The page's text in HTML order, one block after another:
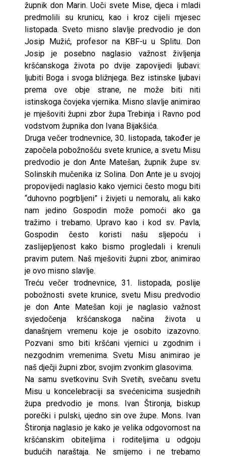
župnik don Marin. Uoči svete Mise, djeca i mladi
predmolili su krunicu, kao i kroz cijeli mjesec
listopada. Sveto misno slavlje predvodio je don
Josip Mužić, profesor na KBF-u u Splitu. Don
Josip je posebno naglasio važnost življenja
kršćanskoga života po dvije zapovijedi ljubavi:
ljubiti Boga i svoga bližnjega. Bez istinske ljubavi
prema ove obje strane, ne može biti niti
istinskoga čovjeka vjernika. Misno slavlje animirao
je mješoviti župni zbor župa Trebinja i Ravno pod
vodstvom župnika don Ivana Bijakšića.
Druga večer trodnevnice, 30. listopada, također je
započela pobožnošću svete krunice, a svetu Misu
predvodio je don Ante Matešan, župnik župe sv.
Solinskih mučenika iz Solina. Don Ante je u svojoj
propovijedi naglasio kako vjernici često mogu biti
“duhovno pogrbljeni” i živjeti u nemoralu, ali kako
nam jedino Gospodin može pomoći ako ga
tražimo i trebamo. Upravo kao i kod sv. Pavla,
Gospodin često koristi našu sljepoću i
zaslijepljenost kako bismo progledali i krenuli
pravim putem. Naš mješoviti župni zbor, animirao
je ovo misno slavlje.
Treću večer trodnevnice, 31. listopada, poslije
pobožnosti svete krunice, svetu Misu predvodio
je don Ante Matešan koji je naglasio važnost
svjedočenja kršćanskoga načina života u
današnjem vremenu koje je osobito izazovno.
Pozvani smo biti kršćani vjernici u zgodnim i
nezgodnim vremenima. Svetu Misu animirao je
naš dječji župni zbor, svojim zvonkim glasovima.
Na samu svetkovinu Svih Svetih, svečanu svetu
Misu u koncelebraciji sa svećenicima susjednih
župa predvodio je mons. Ivan Štironja, biskup
porečki i pulski, ujedno sin ove župe. Mons. Ivan
Štironja naglasio je kako je velika odgovornost na
kršćanskim obiteljima i roditeljima u odgoju
budućih naraštaja. Ne smijemo i ne trebamo